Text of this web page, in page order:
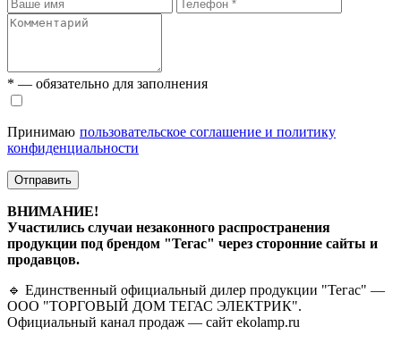
* — обязательно для заполнения
Принимаю пользовательское соглашение и политику
конфиденциальности
Отправить
ВНИМАНИЕ!
Участились случаи незаконного распространения
продукции под брендом "Тегас" через сторонние сайты и
продавцов.
🔹 Единственный официальный дилер продукции "Тегас" —
ООО "ТОРГОВЫЙ ДОМ ТЕГАС ЭЛЕКТРИК".
Официальный канал продаж — сайт ekolamp.ru